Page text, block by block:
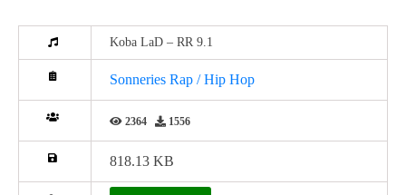
Koba LaD – RR 9.1
Sonneries Rap / Hip Hop
2364 1556
818.13 KB